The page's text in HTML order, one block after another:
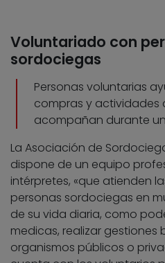
Voluntariado con
sordociegas
Personas voluntarias
compras y actividades
acompañan durante
La Asociación de
dispone de un equipo
intérpretes, «que atienden
personas sordociegas en
de su vida diaria, como
medicas, realizar gestiones
organismos públicos o